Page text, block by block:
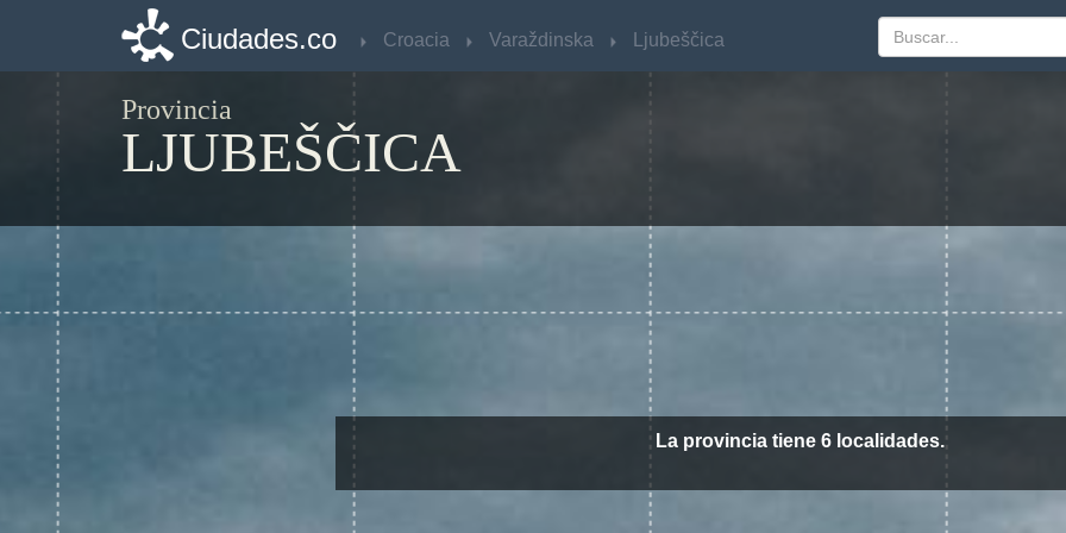
Ciudades.co Croacia Varaždinska Ljubeščica
Provincia
LJUBEŠČICA
La provincia tiene 6 localidades.
Ciudades.co Croacia Varaždinska Ljubeščica